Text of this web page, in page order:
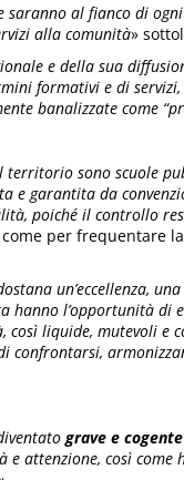
al fianco di
alla comunità»
e della sua
formativi e di
banalizzate come
sono scuole
e garantita da
poiché il controllo
per frequentare
un’eccellenza,
hanno l’opportunità di
così liquide, mutevoli e
confrontarsi,
grave e
attenzione, così come